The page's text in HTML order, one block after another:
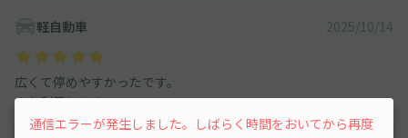
軽自動車 2025/10/14
広くて停めやすかったです。
また利用します。
通信エラーが発生しました。しばらく時間をおいてから再度